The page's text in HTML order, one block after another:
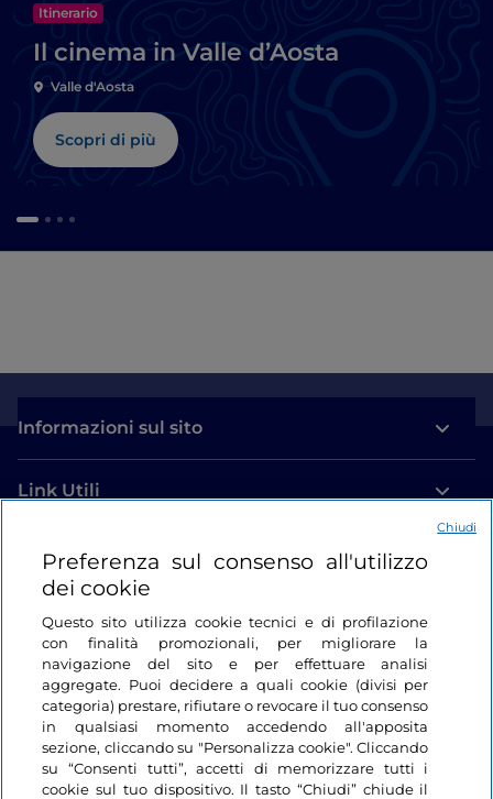
Itinerario
Il cinema in Valle d’Aosta
Valle d'Aosta
Scopri di più
Informazioni sul sito
Link Utili
Login
Restiamo in contatto
Preferenza sul consenso all'utilizzo
dei cookie
Questo sito utilizza cookie tecnici e di profilazione
con finalità promozionali, per migliorare la
navigazione del sito e per effettuare analisi
aggregate. Puoi decidere a quali cookie (divisi per
categoria) prestare, rifiutare o revocare il tuo consenso
in qualsiasi momento accedendo all'apposita
sezione, cliccando su "Personalizza cookie". Cliccando
su “Consenti tutti”, accetti di memorizzare tutti i
cookie sul tuo dispositivo. Il tasto “Chiudi” chiude il
Chiudi